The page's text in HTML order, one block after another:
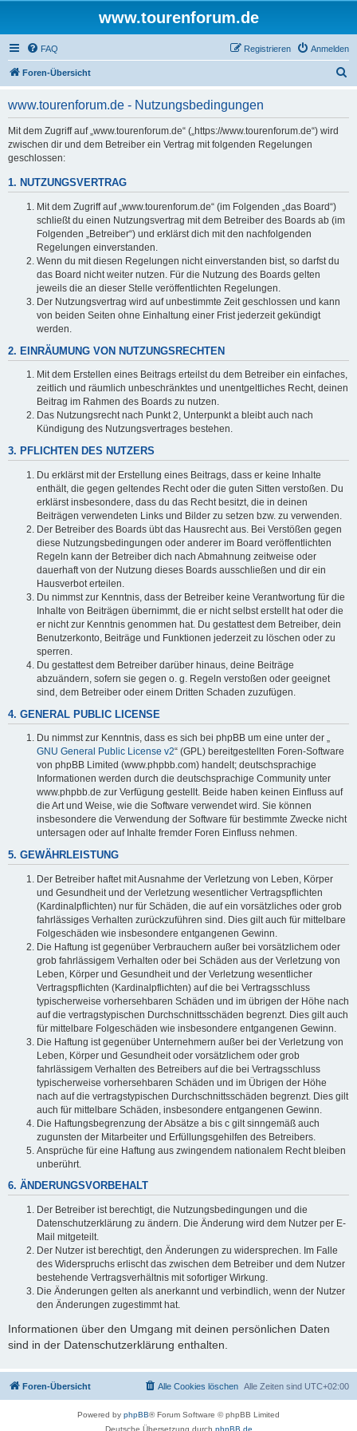
www.tourenforum.de
FAQ Anmelden
Registrieren
Foren-Übersicht
www.tourenforum.de - Nutzungsbedingungen
Mit dem Zugriff auf „www.tourenforum.de“ („https://www.tourenforum.de“) wird
zwischen dir und dem Betreiber ein Vertrag mit folgenden Regelungen
geschlossen:
1. NUTZUNGSVERTRAG
Mit dem Zugriff auf „www.tourenforum.de“ (im Folgenden „das Board“)
schließt du einen Nutzungsvertrag mit dem Betreiber des Boards ab (im
Folgenden „Betreiber“) und erklärst dich mit den nachfolgenden
Regelungen einverstanden.
Wenn du mit diesen Regelungen nicht einverstanden bist, so darfst du
das Board nicht weiter nutzen. Für die Nutzung des Boards gelten
jeweils die an dieser Stelle veröffentlichten Regelungen.
Der Nutzungsvertrag wird auf unbestimmte Zeit geschlossen und kann
von beiden Seiten ohne Einhaltung einer Frist jederzeit gekündigt
werden.
2. EINRÄUMUNG VON NUTZUNGSRECHTEN
Mit dem Erstellen eines Beitrags erteilst du dem Betreiber ein einfaches,
zeitlich und räumlich unbeschränktes und unentgeltliches Recht, deinen
Beitrag im Rahmen des Boards zu nutzen.
Das Nutzungsrecht nach Punkt 2, Unterpunkt a bleibt auch nach
Kündigung des Nutzungsvertrages bestehen.
3. PFLICHTEN DES NUTZERS
Du erklärst mit der Erstellung eines Beitrags, dass er keine Inhalte
enthält, die gegen geltendes Recht oder die guten Sitten verstoßen. Du
erklärst insbesondere, dass du das Recht besitzt, die in deinen
Beiträgen verwendeten Links und Bilder zu setzen bzw. zu verwenden.
Der Betreiber des Boards übt das Hausrecht aus. Bei Verstößen gegen
diese Nutzungsbedingungen oder anderer im Board veröffentlichten
Regeln kann der Betreiber dich nach Abmahnung zeitweise oder
dauerhaft von der Nutzung dieses Boards ausschließen und dir ein
Hausverbot erteilen.
Du nimmst zur Kenntnis, dass der Betreiber keine Verantwortung für die
Inhalte von Beiträgen übernimmt, die er nicht selbst erstellt hat oder die
er nicht zur Kenntnis genommen hat. Du gestattest dem Betreiber, dein
Benutzerkonto, Beiträge und Funktionen jederzeit zu löschen oder zu
sperren.
Du gestattest dem Betreiber darüber hinaus, deine Beiträge
abzuändern, sofern sie gegen o. g. Regeln verstoßen oder geeignet
sind, dem Betreiber oder einem Dritten Schaden zuzufügen.
4. GENERAL PUBLIC LICENSE
Du nimmst zur Kenntnis, dass es sich bei phpBB um eine unter der „
GNU General Public License v2“ (GPL) bereitgestellten Foren-Software
von phpBB Limited (www.phpbb.com) handelt; deutschsprachige
Informationen werden durch die deutschsprachige Community unter
www.phpbb.de zur Verfügung gestellt. Beide haben keinen Einfluss auf
die Art und Weise, wie die Software verwendet wird. Sie können
insbesondere die Verwendung der Software für bestimmte Zwecke nicht
untersagen oder auf Inhalte fremder Foren Einfluss nehmen.
5. GEWÄHRLEISTUNG
Der Betreiber haftet mit Ausnahme der Verletzung von Leben, Körper
und Gesundheit und der Verletzung wesentlicher Vertragspflichten
(Kardinalpflichten) nur für Schäden, die auf ein vorsätzliches oder grob
fahrlässiges Verhalten zurückzuführen sind. Dies gilt auch für mittelbare
Folgeschäden wie insbesondere entgangenen Gewinn.
Die Haftung ist gegenüber Verbrauchern außer bei vorsätzlichem oder
grob fahrlässigem Verhalten oder bei Schäden aus der Verletzung von
Leben, Körper und Gesundheit und der Verletzung wesentlicher
Vertragspflichten (Kardinalpflichten) auf die bei Vertragsschluss
typischerweise vorhersehbaren Schäden und im übrigen der Höhe nach
auf die vertragstypischen Durchschnittsschäden begrenzt. Dies gilt auch
für mittelbare Folgeschäden wie insbesondere entgangenen Gewinn.
Die Haftung ist gegenüber Unternehmern außer bei der Verletzung von
Leben, Körper und Gesundheit oder vorsätzlichem oder grob
fahrlässigem Verhalten des Betreibers auf die bei Vertragsschluss
typischerweise vorhersehbaren Schäden und im Übrigen der Höhe
nach auf die vertragstypischen Durchschnittsschäden begrenzt. Dies gilt
auch für mittelbare Schäden, insbesondere entgangenen Gewinn.
Die Haftungsbegrenzung der Absätze a bis c gilt sinngemäß auch
zugunsten der Mitarbeiter und Erfüllungsgehilfen des Betreibers.
Ansprüche für eine Haftung aus zwingendem nationalem Recht bleiben
unberührt.
6. ÄNDERUNGSVORBEHALT
Der Betreiber ist berechtigt, die Nutzungsbedingungen und die
Datenschutzerklärung zu ändern. Die Änderung wird dem Nutzer per E-
Mail mitgeteilt.
Der Nutzer ist berechtigt, den Änderungen zu widersprechen. Im Falle
des Widerspruchs erlischt das zwischen dem Betreiber und dem Nutzer
bestehende Vertragsverhältnis mit sofortiger Wirkung.
Die Änderungen gelten als anerkannt und verbindlich, wenn der Nutzer
den Änderungen zugestimmt hat.
Informationen über den Umgang mit deinen persönlichen Daten
sind in der Datenschutzerklärung enthalten.
Foren-Übersicht Alle Zeiten sind UTC+02:00
Alle Cookies löschen
Powered by phpBB® Forum Software © phpBB Limited
Deutsche Übersetzung durch phpBB.de